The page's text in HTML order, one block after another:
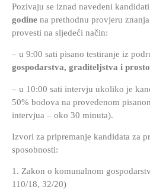
Pozivaju se iznad navedeni kandidati
godine na prethodnu provjeru
provesti na sljedeći način:
– u 9:00 sati pisano testiranje iz
gospodarstva, graditeljstva i
– u 10:00 sati intervju ukoliko je
50% bodova na provedenom
intervjua – oko 30 minuta).
Izvori za pripremanje kandidata za
sposobnosti:
1. Zakon o komunalnom
110/18, 32/20)